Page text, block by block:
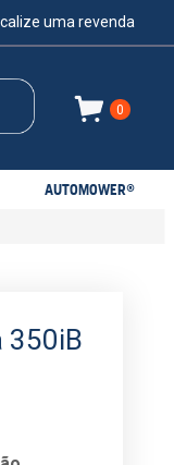
uma revenda
0
AUTOMOWER®
350iB